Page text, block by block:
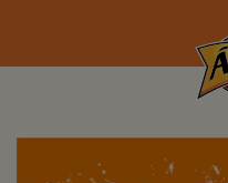
RĪGAS